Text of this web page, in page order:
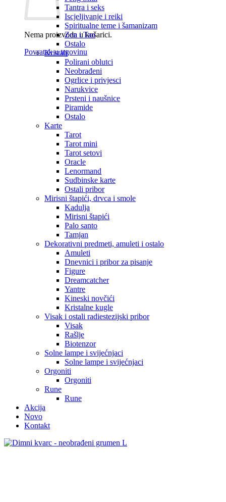
Nema proizvoda u košarici.
Povratak u trgovinu
Tantra i seks
Iscjeljivanje i reiki
Spiritualne teme i šamanizam
Zen i Tao
Ostalo
Kristali
Polirani oblutci
Neobrađeni
Ogrlice i privjesci
Narukvice
Prsteni i naušnice
Piramide
Ostalo
Karte
Tarot
Tarot mini
Tarot setovi
Oracle
Lenormand
Sudbinske karte
Ostali pribor
Mirisni štapići, drvca i smole
Kadulja
Mirisni štapići
Palo santo
Tamjan
Dekorativni predmeti, amuleti i ostalo
Amuleti
Dnevnici i pribor za pisanje
Figure
Dreamcatcher
Yantre
Kineski novčići
Kristalne kugle
Visak i ostali radiestezijski pribor
Visak
Rašlje
Biotenzor
Solne lampe i svijećnjaci
Solne lampe i svijećnjaci
Orgoniti
Orgoniti
Rune
Rune
Akcija
Novo
Kontakt